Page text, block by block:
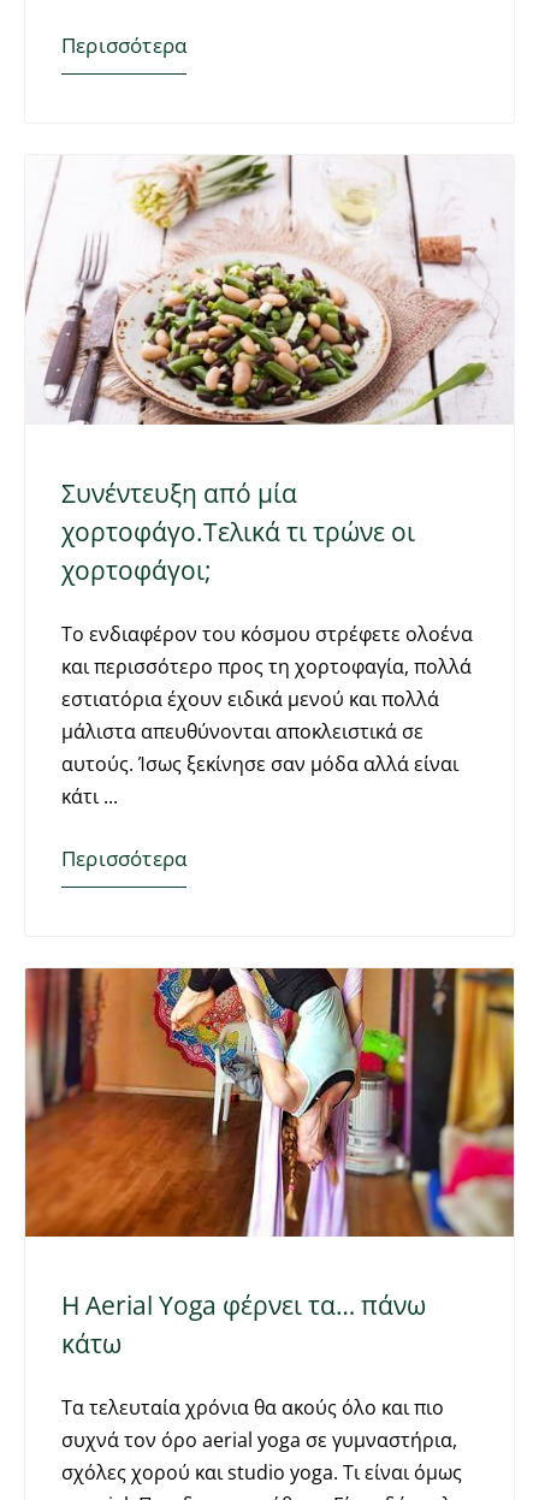
Περισσότερα
Συνέντευξη από μία
χορτοφάγο.Τελικά τι τρώνε οι
χορτοφάγοι;
Το ενδιαφέρον του κόσμου στρέφετε ολοένα
και περισσότερο προς τη χορτοφαγία, πολλά
εστιατόρια έχουν ειδικά μενού και πολλά
μάλιστα απευθύνονται αποκλειστικά σε
αυτούς. Ίσως ξεκίνησε σαν μόδα αλλά είναι
κάτι
Περισσότερα
Η Aerial Υoga φέρνει τα… πάνω
κάτω
Tα τελευταία χρόνια θα ακούς όλο και πιο
συχνά τον όρο aerial yoga σε γυμναστήρια,
σχόλες χορού και studio yoga. Τι είναι όμως